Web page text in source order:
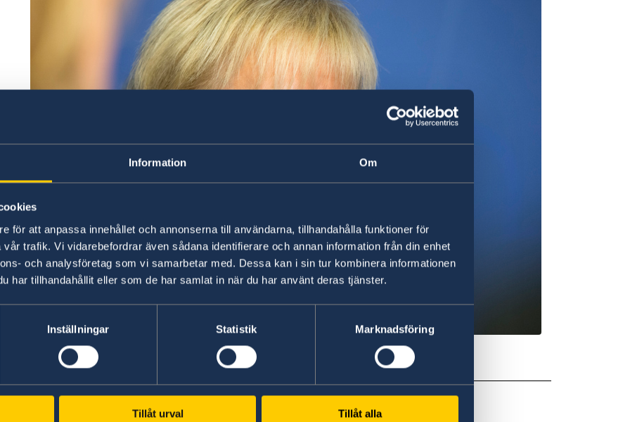
Information Om
för att anpassa innehållet och annonserna till användarna, tillhandahålla funktioner för
trafik. Vi vidarebefordrar även sådana identifierare och annan information från din enhet
och analysföretag som vi samarbetar med. Dessa kan i sin tur kombinera informationen
har tillhandahållit eller som de har samlat in när du har använt deras tjänster.
Inställningar Statistik Marknadsföring
Tillåt urval Tillåt alla
Foto/Photo: Martina Huber
Läs utrikesdeklarationen 2019 på regeringens hemsida.
Senast uppdaterad 21 feb. 2023, 10.26